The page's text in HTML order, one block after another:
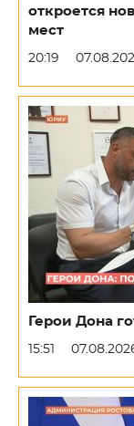
откроется
мест
20:19
Герои Дона
15:51